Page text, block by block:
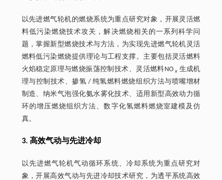
以先进燃气轮机的燃烧系统为重点研究对象，开展灵活燃
料低污染燃烧技术攻关，解决燃烧相关的一系列科学问
题，掌握新型燃烧技术与方法，为实现先进燃气轮机灵活
燃料低污染燃烧提供理论与工程支撑。主要包括灵活燃料
火焰稳定原理与燃烧振荡控制技术、灵活燃料NOx 生成机
理与控制技术、掺氢 / 纯氢燃料燃烧组织方法与喷嘴增材
制造、纳米气泡强化氨水雾化技术、适用新型高效动力循
环的增压燃烧组织方法、数字化氢燃料燃烧室建模及仿
真。
3. 高效气动与先进冷却
以先进燃气轮机气动循环系统、冷却系统为重点研究对
象，开展高效气动与先进冷却技术研究，为透平系统高效